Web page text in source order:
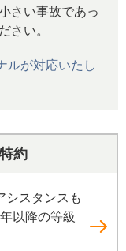
さい事故であっ
さい。
ルが対応いたし
約
シスタンスも
以降の等級